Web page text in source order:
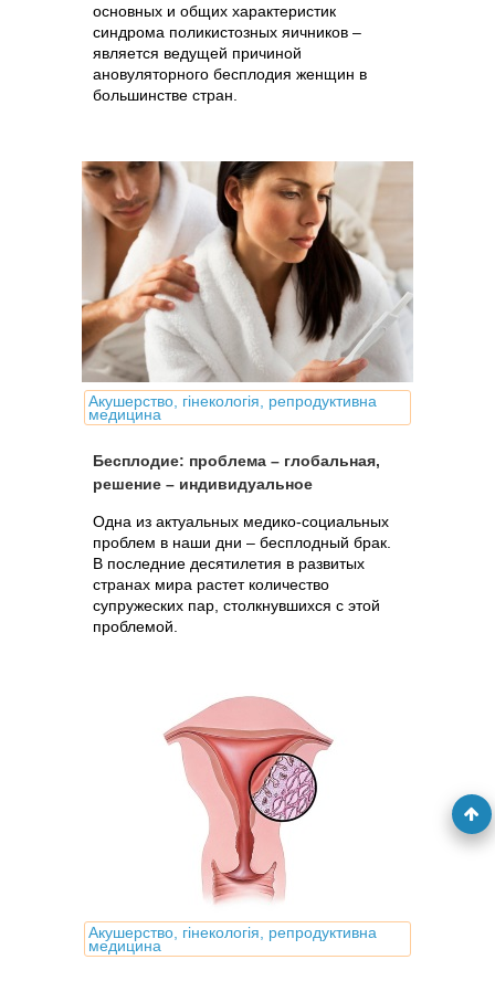
основных и общих характеристик
синдрома поликистозных яичников –
является ведущей причиной
ановуляторного бесплодия женщин в
большинстве стран.
Акушерство, гінекологія, репродуктивна
медицина
Бесплодие: проблема – глобальная,
решение – индивидуальное
Одна из актуальных медико-социальных
проблем в наши дни – бесплодный брак.
В последние десятилетия в развитых
странах мира растет количество
супружеских пар, столкнувшихся с этой
проблемой.
Акушерство, гінекологія, репродуктивна
медицина